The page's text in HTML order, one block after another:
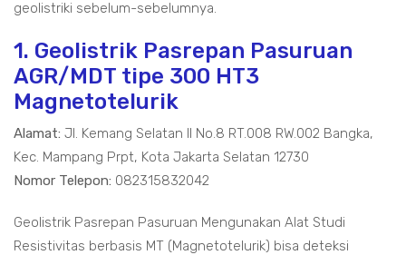
geolistriki sebelum-sebelumnya.
1. Geolistrik Pasrepan Pasuruan
AGR/MDT tipe 300 HT3
Magnetotelurik
Alamat: Jl. Kemang Selatan II No.8 RT.008 RW.002 Bangka,
Kec. Mampang Prpt, Kota Jakarta Selatan 12730
Nomor Telepon: 082315832042
Geolistrik Pasrepan Pasuruan Mengunakan Alat Studi
Resistivitas berbasis MT (Magnetotelurik) bisa deteksi